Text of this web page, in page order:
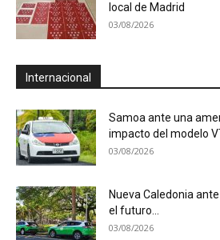
local de Madrid
03/08/2026
Internacional
Samoa ante una
impacto del modelo
03/08/2026
Nueva Caledonia
el futuro...
03/08/2026